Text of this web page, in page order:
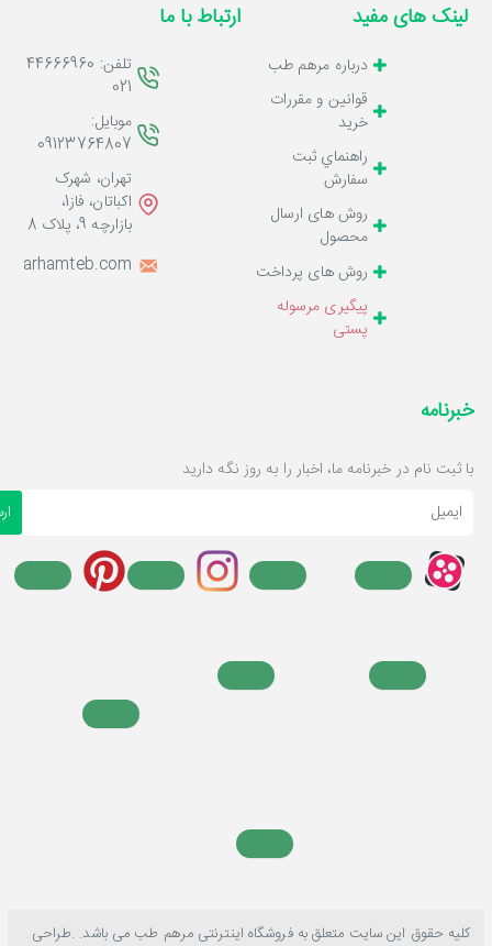
لینک های مفید
درباره مرهم طب
قوانين و مقررات
خرید
راهنماي ثبت
سفارش
روش های ارسال
محصول
روش های پرداخت
پیگیری مرسوله
پستی
ارتباط با ما
تلفن: 44666960
021
موبایل:
09123764807
تهران، شهرک
اکباتان، فاز1،
بازارچه 9، پلاک 8
خبرنامه
با ثبت نام در خبرنامه ما، اخبار را به روز نگه دارید
ایمیل
کلیه حقوق این سایت متعلق به فروشگاه اینترنتی مرهم طب می باشد. .طراحی